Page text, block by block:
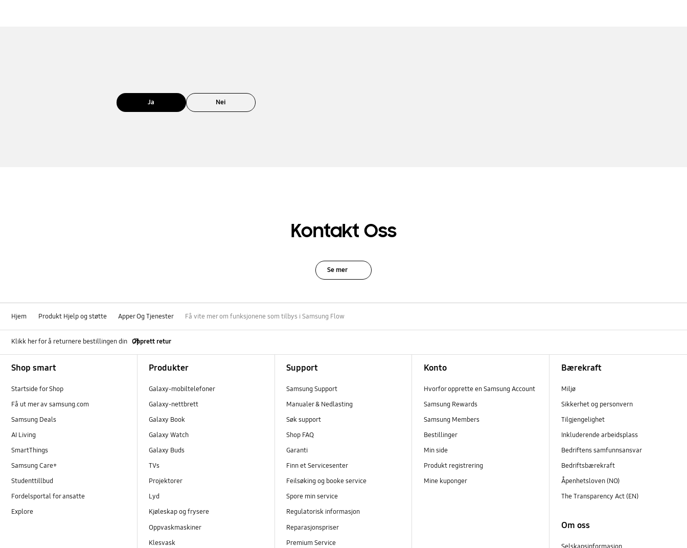
Ja Nei
Kontakt Oss
Se mer
Hjem Produkt Hjelp og støtte Apper Og Tjenester Få vite mer om funksjonene som tilbys i Samsung Flow
Klikk her for å returnere bestillingen din Opprett retur
Shop smart
Startside for Shop
Få ut mer av samsung.com
Samsung Deals
AI Living
SmartThings
Samsung Care+
Studenttillbud
Fordelsportal for ansatte
Explore
Produkter
Galaxy-mobiltelefoner
Galaxy-nettbrett
Galaxy Book
Galaxy Watch
Galaxy Buds
TVs
Projektorer
Lyd
Kjøleskap og frysere
Oppvaskmaskiner
Klesvask
Support
Samsung Support
Manualer & Nedlasting
Søk support
Shop FAQ
Garanti
Finn et Servicesenter
Feilsøking og booke service
Spore min service
Regulatorisk informasjon
Reparasjonspriser
Premium Service
Konto
Hvorfor opprette en Samsung Account
Samsung Rewards
Samsung Members
Bestillinger
Min side
Produkt registrering
Mine kuponger
Bærekraft
Miljø
Sikkerhet og personvern
Tilgjengelighet
Inkluderende arbeidsplass
Bedriftens samfunnsansvar
Bedriftsbærekraft
Åpenhetsloven (NO)
The Transparency Act (EN)
Om oss
Selskapsinformasjon